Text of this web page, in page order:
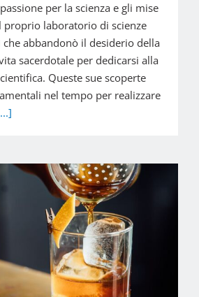
per la scienza e gli mise
proprio laboratorio di scienze
che abbandonò il desiderio della
sacerdotale per dedicarsi alla
Queste sue scoperte
nel tempo per realizzare